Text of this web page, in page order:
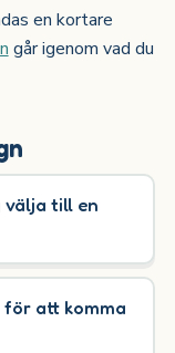
en kortare
går igenom vad du
välja till en
att komma